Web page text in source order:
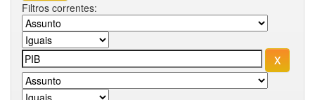
Filtros correntes: